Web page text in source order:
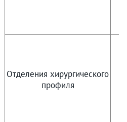
Отделения хирургического
профиля